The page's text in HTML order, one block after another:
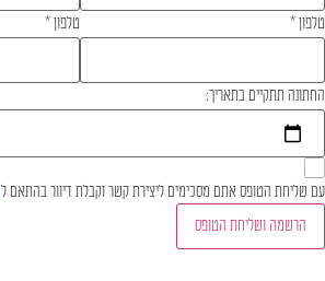
טלפון* טלפון*
החתונה תתקיים בתאריך:
עם שליחת הטופס אתם מסכימים ליצירת קשר וקבלת דיוור בהתאם ל
הרשמה ושליחת הטופס